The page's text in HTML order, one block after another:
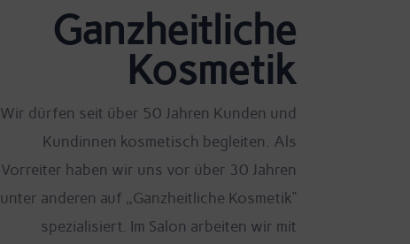
Ganzheitliche
Kosmetik
Wir dürfen seit über 50 Jahren Kunden und
Kundinnen kosmetisch begleiten. Als
Vorreiter haben wir uns vor über 30 Jahren
unter anderen auf „Ganzheitliche Kosmetik“
spezialisiert. Im Salon arbeiten wir mit